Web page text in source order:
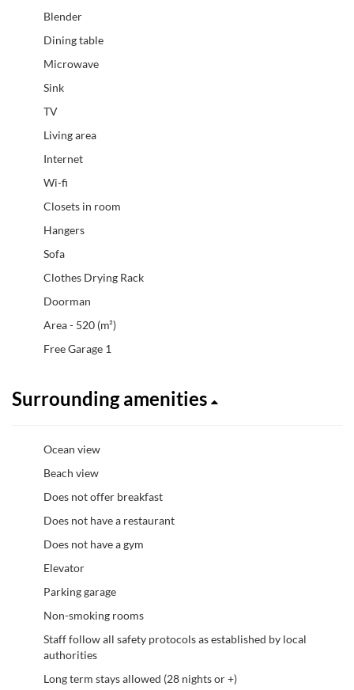
Blender
Dining table
Microwave
Sink
TV
Living area
Internet
Wi-fi
Closets in room
Hangers
Sofa
Clothes Drying Rack
Doorman
Area - 520 (m²)
Free Garage 1
Surrounding amenities
Ocean view
Beach view
Does not offer breakfast
Does not have a restaurant
Does not have a gym
Elevator
Parking garage
Non-smoking rooms
Staff follow all safety protocols as established by local
authorities
Long term stays allowed (28 nights or +)